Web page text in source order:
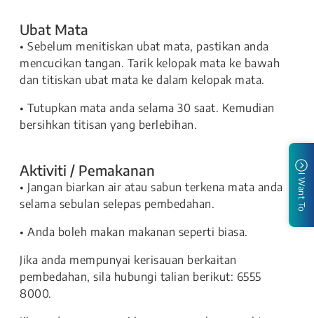
Ubat Mata
• Sebelum menitiskan ubat mata, pastikan anda
mencucikan tangan. Tarik kelopak mata ke bawah
dan titiskan ubat mata ke dalam kelopak mata.
• Tutupkan mata anda selama 30 saat. Kemudian
bersihkan titisan yang berlebihan.
Aktiviti / Pemakanan
• Jangan biarkan air atau sabun terkena mata anda
selama sebulan selepas pembedahan.
• Anda boleh makan makanan seperti biasa.
Jika anda mempunyai kerisauan berkaitan
pembedahan, sila hubungi talian berikut: 6555
8000.
I Want To